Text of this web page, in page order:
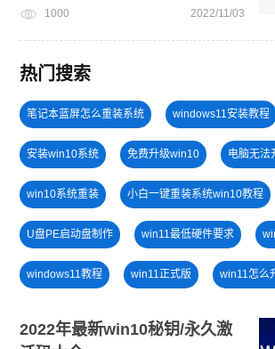
1000 2022/11/03
热门搜索
笔记本蓝屏怎么重装系统 windows11安装教程
安装win10系统 免费升级win10 电脑无法
win10系统重装 小白一键重装系统win10教程
U盘PE启动盘制作 win11最低硬件要求
windows11教程 win11正式版 win11怎么
2022年最新win10秘钥/永久激